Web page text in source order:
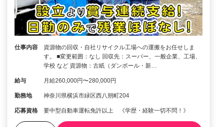
仕事内容
資源物の回収・自社リサイクル工場への運搬をお任せしま
す。 ■変更範囲：なし 回収先：スーパー、一般企業、工場、
学校 など 資源物：古紙（ダンボール・新…
給与 月給260,000円〜280,000円
勤務地 神奈川県横浜市緑区西八朔町204
応募資格 要中型自動車運転免許以上 《学歴・経験一切不問！》